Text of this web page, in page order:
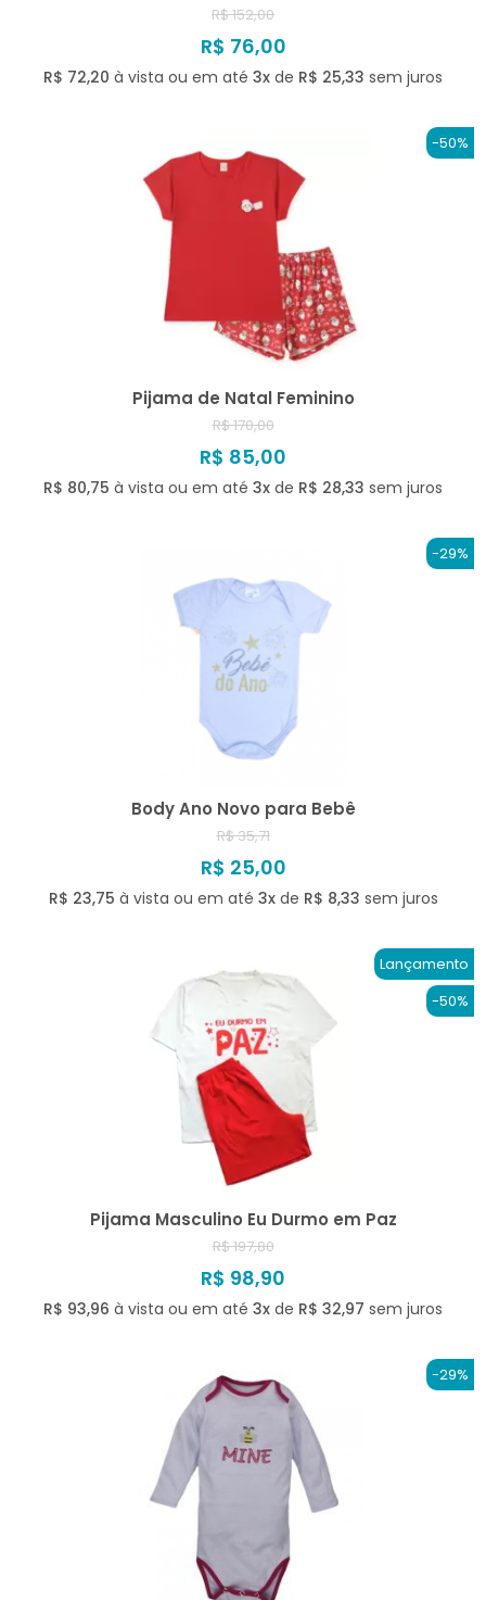
R$ 152,00
R$ 76,00
R$ 72,20 à vista ou em até 3x de R$ 25,33 sem juros
-50%
Pijama de Natal Feminino
R$ 170,00
R$ 85,00
R$ 80,75 à vista ou em até 3x de R$ 28,33 sem juros
-29%
Body Ano Novo para Bebê
R$ 35,71
R$ 25,00
R$ 23,75 à vista ou em até 3xde R$ 8,33 sem juros
Lançamento
-50%
Pijama Masculino Eu Durmo em Paz
R$ 197,80
R$ 98,90
R$ 93,96 à vista ou em até 3x de R$ 32,97 sem juros
-29%